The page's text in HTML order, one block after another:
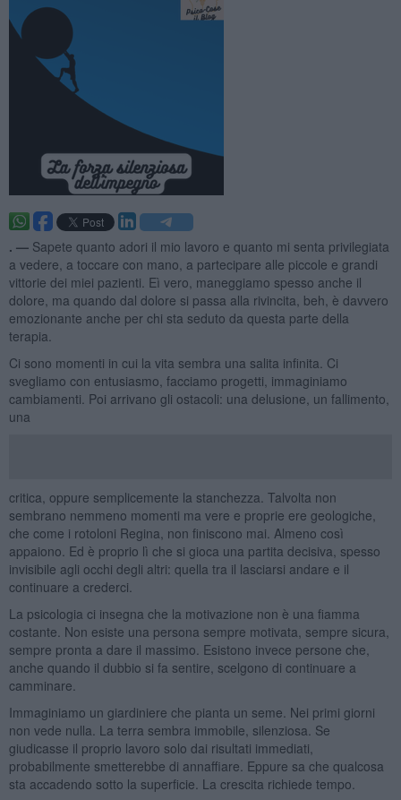
. — Sapete quanto adori il mio lavoro e quanto mi senta privilegiata
a vedere, a toccare con mano, a partecipare alle piccole e grandi
vittorie dei miei pazienti. Eì vero, maneggiamo spesso anche il
dolore, ma quando dal dolore si passa alla rivincita, beh, è davvero
emozionante anche per chi sta seduto da questa parte della
terapia.
Ci sono momenti in cui la vita sembra una salita infinita. Ci
svegliamo con entusiasmo, facciamo progetti, immaginiamo
cambiamenti. Poi arrivano gli ostacoli: una delusione, un fallimento,
una
critica, oppure semplicemente la stanchezza. Talvolta non
sembrano nemmeno momenti ma vere e proprie ere geologiche,
che come i rotoloni Regina, non finiscono mai. Almeno così
appaiono. Ed è proprio lì che si gioca una partita decisiva, spesso
invisibile agli occhi degli altri: quella tra il lasciarsi andare e il
continuare a crederci.
La psicologia ci insegna che la motivazione non è una fiamma
costante. Non esiste una persona sempre motivata, sempre sicura,
sempre pronta a dare il massimo. Esistono invece persone che,
anche quando il dubbio si fa sentire, scelgono di continuare a
camminare.
Immaginiamo un giardiniere che pianta un seme. Nei primi giorni
non vede nulla. La terra sembra immobile, silenziosa. Se
giudicasse il proprio lavoro solo dai risultati immediati,
probabilmente smetterebbe di annaffiare. Eppure sa che qualcosa
sta accadendo sotto la superficie. La crescita richiede tempo.